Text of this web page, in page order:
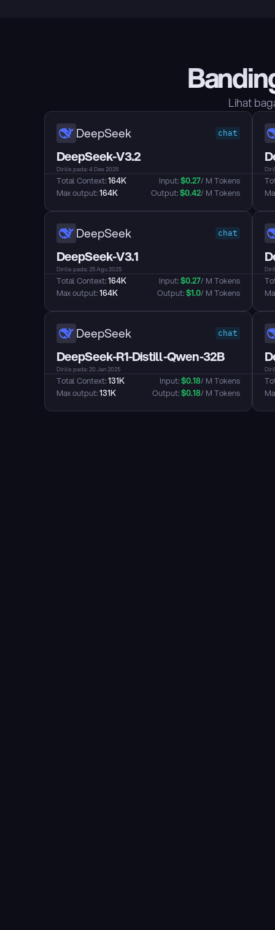
Lihat
DeepSeek chat
DeepSeek-V3.2
Dirilis pada: 4 Des 2025
Total Context: 164K
Max output: 164K
Input: $0.27/ M Tokens
Output: $0.42/ M Tokens
DeepSeek chat
DeepSeek-V3.1
Dirilis pada: 25 Agu 2025
Total Context: 164K
Max output: 164K
Input: $0.27/ M Tokens
Output: $1.0/ M Tokens
DeepSeek chat
DeepSeek-R1-Distill-Qwen-32B
Dirilis pada: 20 Jan 2025
Total Context: 131K
Max output: 131K
Input: $0.18/ M Tokens
Output: $0.18/ M Tokens